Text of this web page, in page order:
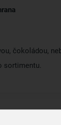
čokoládou,
sortimentu.